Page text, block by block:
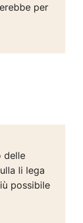
per
delle
li lega
possibile